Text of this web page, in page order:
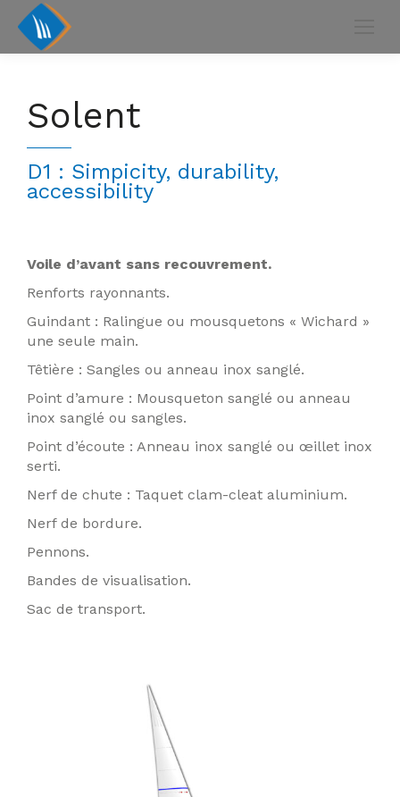
Solent
D1 : Simpicity, durability,
accessibility
Voile d’avant sans recouvrement.
Renforts rayonnants.
Guindant : Ralingue ou mousquetons « Wichard »
une seule main.
Têtière : Sangles ou anneau inox sanglé.
Point d’amure : Mousqueton sanglé ou anneau
inox sanglé ou sangles.
Point d’écoute : Anneau inox sanglé ou œillet inox
serti.
Nerf de chute : Taquet clam-cleat aluminium.
Nerf de bordure.
Pennons.
Bandes de visualisation.
Sac de transport.